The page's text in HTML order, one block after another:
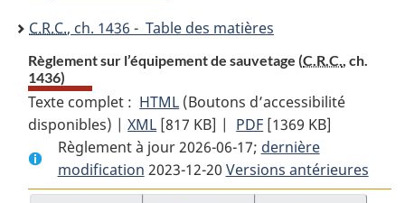
C.R.C., ch. 1436 - Table des matières
Règlement sur l’équipement de sauvetage (C.R.C., ch.
1436)
Texte complet : HTML Texte
complet
:
Règlement
sur
(Boutons d’accessibilité
disponibles) |XML Texte
complet
:
Règlement
[817 KB] | PDF Texte
complet
:
Règlement
[1369 KB]
Règlement à jour 2026-06-17; dernière
modification 2023-12-20 Versions antérieures